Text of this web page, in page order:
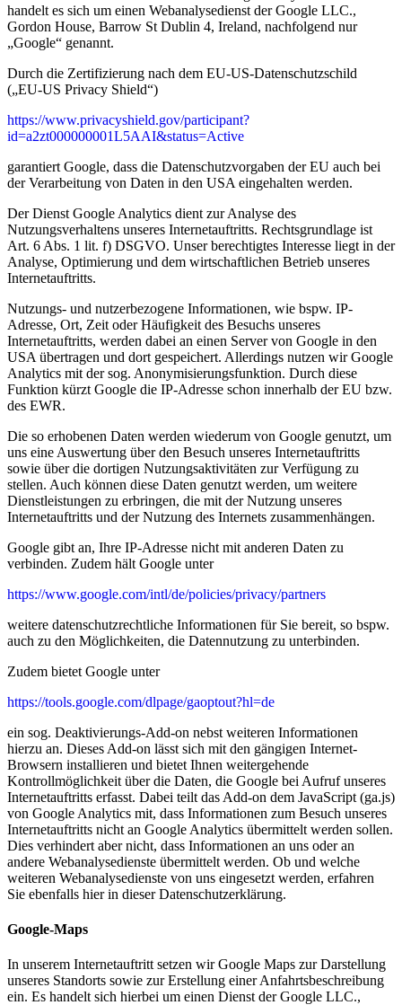
handelt es sich um einen Webanalysedienst der Google LLC.,
Gordon House, Barrow St Dublin 4, Ireland, nachfolgend nur
„Google“ genannt.
Durch die Zertifizierung nach dem EU-US-Datenschutzschild
(„EU-US Privacy Shield“)
https://www.privacyshield.gov/participant?
id=a2zt000000001L5AAI&status=Active
garantiert Google, dass die Datenschutzvorgaben der EU auch bei
der Verarbeitung von Daten in den USA eingehalten werden.
Der Dienst Google Analytics dient zur Analyse des
Nutzungsverhaltens unseres Internetauftritts. Rechtsgrundlage ist
Art. 6 Abs. 1 lit. f) DSGVO. Unser berechtigtes Interesse liegt in der
Analyse, Optimierung und dem wirtschaftlichen Betrieb unseres
Internetauftritts.
Nutzungs- und nutzerbezogene Informationen, wie bspw. IP-
Adresse, Ort, Zeit oder Häufigkeit des Besuchs unseres
Internetauftritts, werden dabei an einen Server von Google in den
USA übertragen und dort gespeichert. Allerdings nutzen wir Google
Analytics mit der sog. Anonymisierungsfunktion. Durch diese
Funktion kürzt Google die IP-Adresse schon innerhalb der EU bzw.
des EWR.
Die so erhobenen Daten werden wiederum von Google genutzt, um
uns eine Auswertung über den Besuch unseres Internetauftritts
sowie über die dortigen Nutzungsaktivitäten zur Verfügung zu
stellen. Auch können diese Daten genutzt werden, um weitere
Dienstleistungen zu erbringen, die mit der Nutzung unseres
Internetauftritts und der Nutzung des Internets zusammenhängen.
Google gibt an, Ihre IP-Adresse nicht mit anderen Daten zu
verbinden. Zudem hält Google unter
https://www.google.com/intl/de/policies/privacy/partners
weitere datenschutzrechtliche Informationen für Sie bereit, so bspw.
auch zu den Möglichkeiten, die Datennutzung zu unterbinden.
Zudem bietet Google unter
https://tools.google.com/dlpage/gaoptout?hl=de
ein sog. Deaktivierungs-Add-on nebst weiteren Informationen
hierzu an. Dieses Add-on lässt sich mit den gängigen Internet-
Browsern installieren und bietet Ihnen weitergehende
Kontrollmöglichkeit über die Daten, die Google bei Aufruf unseres
Internetauftritts erfasst. Dabei teilt das Add-on dem JavaScript (ga.js)
von Google Analytics mit, dass Informationen zum Besuch unseres
Internetauftritts nicht an Google Analytics übermittelt werden sollen.
Dies verhindert aber nicht, dass Informationen an uns oder an
andere Webanalysedienste übermittelt werden. Ob und welche
weiteren Webanalysedienste von uns eingesetzt werden, erfahren
Sie ebenfalls hier in dieser Datenschutzerklärung.
Google-Maps
In unserem Internetauftritt setzen wir Google Maps zur Darstellung
unseres Standorts sowie zur Erstellung einer Anfahrtsbeschreibung
ein. Es handelt sich hierbei um einen Dienst der Google LLC.,